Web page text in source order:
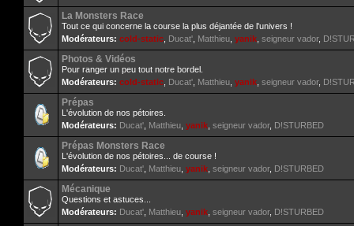
La Monsters Race
Tout ce qui concerne la course la plus déjantée de l'univers !
Modérateurs: cold-static Ducat' Matthieu yanik seigneur vador,
Photos & Vidéos
Pour ranger un peu tout notre bordel.
Modérateurs: cold-static Ducat' Matthieu yanik seigneur vador,
Prépas
L'évolution de nos pétoires.
Modérateurs: Ducat' Matthieu yanik seigneur vador, D!STURBED
Prépas Monsters Race
L'évolution de nos pétoires... de course !
Modérateurs: Ducat' Matthieu yanik seigneur vador, D!STURBED
Mécanique
Questions et astuces...
Modérateurs: Ducat' Matthieu yanik seigneur vador, D!STURBED